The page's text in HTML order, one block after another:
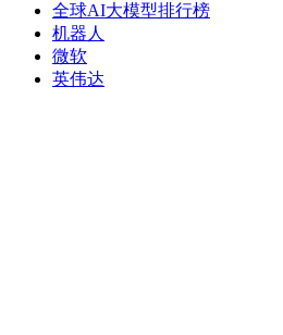
全球AI大模型排行榜
机器人
微软
英伟达